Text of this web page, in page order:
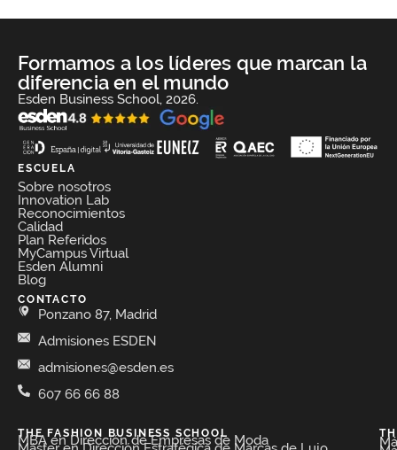
Formamos a los líderes que marcan la
diferencia en el mundo
Esden Business School, 2026.
ESCUELA
Sobre nosotros
Innovation Lab
Reconocimientos
Calidad
Plan Referidos
MyCampus Virtual
Esden Alumni
Blog
CONTACTO
Ponzano 87, Madrid
Admisiones ESDEN
admisiones@esden.es
607 66 66 88
THE FASHION BUSINESS SCHOOL​
MBA en Dirección de Empresas de Moda​